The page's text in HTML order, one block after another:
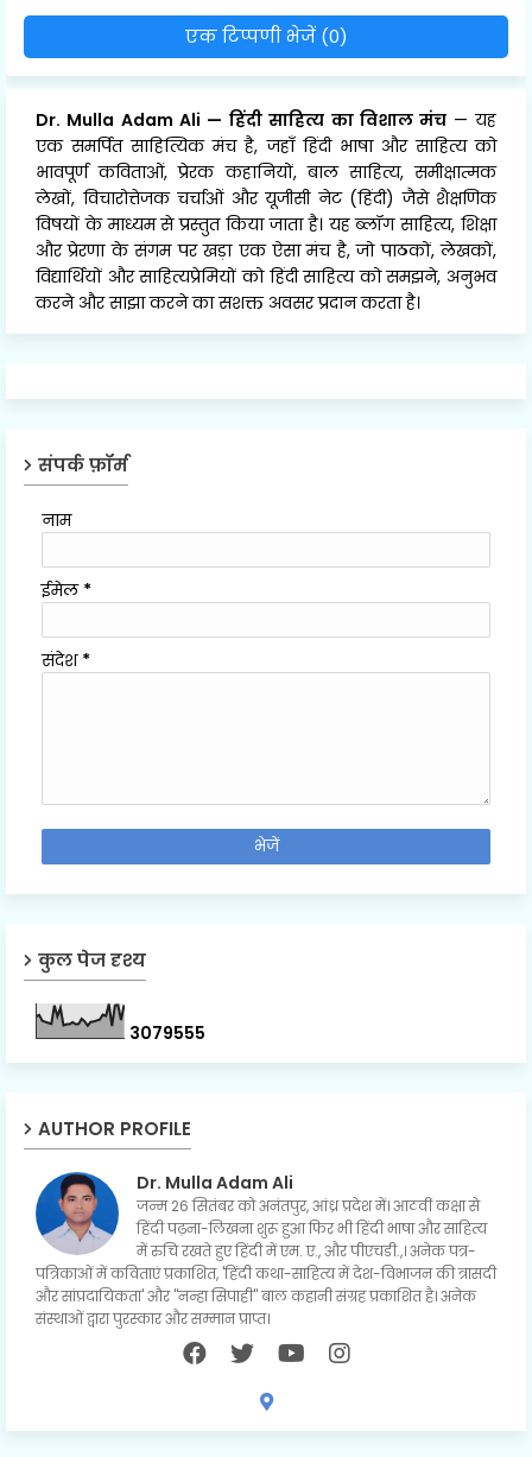
एक टिप्पणी भेजें (0)
Dr. Mulla Adam Ali — हिंदी साहित्य का विशाल मंच — यह
एक समर्पित साहित्यिक मंच है, जहाँ हिंदी भाषा और साहित्य को
भावपूर्ण कविताओं, प्रेरक कहानियों, बाल साहित्य, समीक्षात्मक
लेखों, विचारोत्तेजक चर्चाओं और यूजीसी नेट (हिंदी) जैसे शैक्षणिक
विषयों के माध्यम से प्रस्तुत किया जाता है। यह ब्लॉग साहित्य, शिक्षा
और प्रेरणा के संगम पर खड़ा एक ऐसा मंच है, जो पाठकों, लेखकों,
विद्यार्थियों और साहित्यप्रेमियों को हिंदी साहित्य को समझने, अनुभव
करने और साझा करने का सशक्त अवसर प्रदान करता है।
संपर्क फ़ॉर्म
नाम
ईमेल *
संदेश *
कुल पेज दृश्य
3079555
AUTHOR PROFILE
Dr. Mulla Adam Ali
जन्म 26 सितंबर को अनंतपुर, आंध्र प्रदेश में। आठवीं कक्षा से
हिंदी पढ़ना-लिखना शुरू हुआ फिर भी हिंदी भाषा और साहित्य
में रुचि रखते हुए हिंदी में एम. ए., और पीएचडी.,। अनेक पत्र-
पत्रिकाओं में कविताएं प्रकाशित, 'हिंदी कथा-साहित्य में देश-विभाजन की त्रासदी
और सांप्रदायिकता' और "नन्हा सिपाही" बाल कहानी संग्रह प्रकाशित है। अनेक
संस्थाओं द्वारा पुरस्कार और सम्मान प्राप्त।